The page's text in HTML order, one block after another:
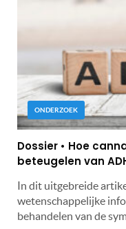
ONDERZOEK
Dossier • Hoe
beteugelen van
In dit uitgebreide
wetenschappelijke
behandelen van de